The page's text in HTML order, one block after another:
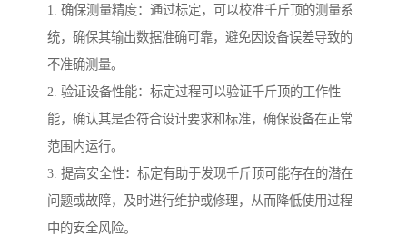
1. 确保测量精度：通过标定，可以校准千斤顶的测量系
统，确保其输出数据准确可靠，避免因设备误差导致的
不准确测量。
2. 验证设备性能：标定过程可以验证千斤顶的工作性
能，确认其是否符合设计要求和标准，确保设备在正常
范围内运行。
3. 提高安全性：标定有助于发现千斤顶可能存在的潜在
问题或故障，及时进行维护或修理，从而降低使用过程
中的安全风险。